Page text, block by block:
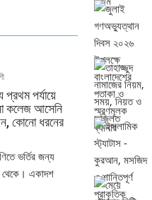
পর্যায়ে
কলেজ আসেনি
কোনো ধরনের
ভর্তির জন্য
একাদশ